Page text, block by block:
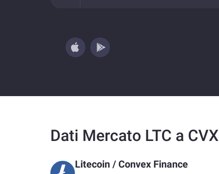
Dati Mercato LTC a CVX
Litecoin / Convex Finance